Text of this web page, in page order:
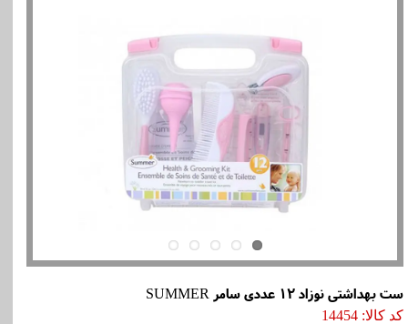
ست بهداشتی نوزاد 12 عددی سامر SUMMER
کد کالا: 14454